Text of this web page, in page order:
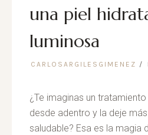
una piel
luminosa
CARLOSARGILESGIMENEZ
¿Te imaginas un tratamiento
desde adentro y la deje
saludable? Esa es la magia